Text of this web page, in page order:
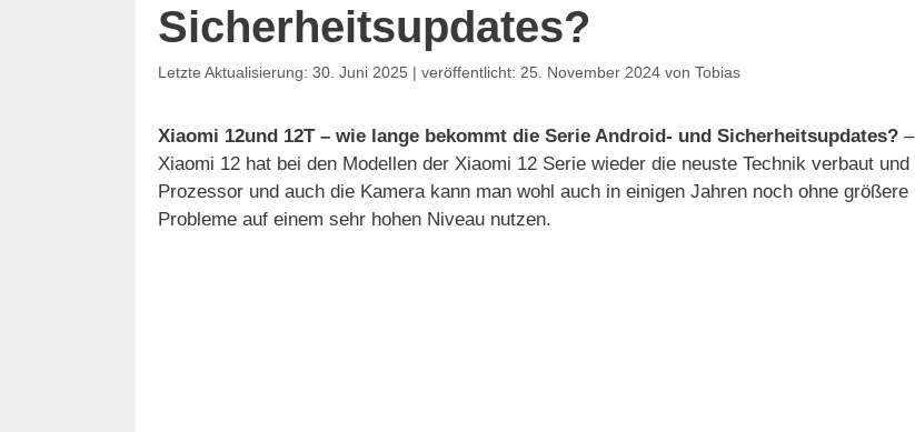
Sicherheitsupdates?
30. Juni 2025 25. November 2024 von Tobias
Xiaomi 12und 12T – wie lange bekommt die Serie Android- und Sicherheitsupdates? –
Xiaomi 12 hat bei den Modellen der Xiaomi 12 Serie wieder die neuste Technik verbaut und
Prozessor und auch die Kamera kann man wohl auch in einigen Jahren noch ohne größere
Probleme auf einem sehr hohen Niveau nutzen.